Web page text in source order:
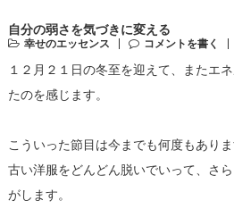
自分の弱さを気づきに変える
幸せのエッセンス コメントを書く
１２月２１日の冬至を迎えて、またエ
たのを感じます。
こういった節目は今までも何度もあり
古い洋服をどんどん脱いでいって、さ
がします。